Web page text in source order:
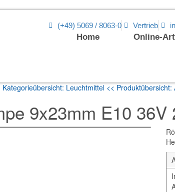
(+49) 5069 / 8063-0 Vertrieb
Home Online-
Kategorieübersicht: Leuchtmittel <<
9x23mm E10 36V